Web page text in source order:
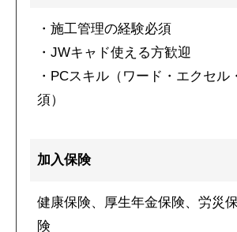
建設
住宅
注文住宅
不動産
環境事業
・施工管理の経験必須
・JWキャド使える方歓迎
・PCスキル（ワード・エクセル
須）
加入保険
健康保険、厚生年金保険、労災
険